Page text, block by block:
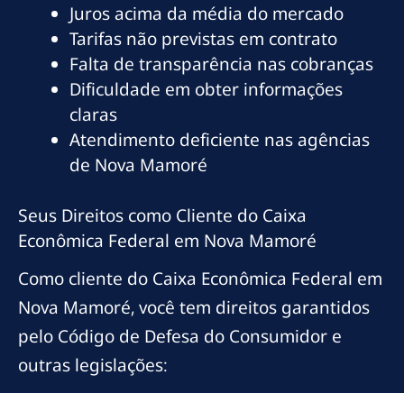
Juros acima da média do mercado
Tarifas não previstas em contrato
Falta de transparência nas cobranças
Dificuldade em obter informações
claras
Atendimento deficiente nas agências
de Nova Mamoré
Seus Direitos como Cliente do Caixa
Econômica Federal em Nova Mamoré
Como cliente do Caixa Econômica Federal em
Nova Mamoré, você tem direitos garantidos
pelo Código de Defesa do Consumidor e
outras legislações: